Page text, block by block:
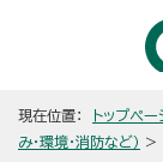
現在位置： トップペー
み・環境・消防など） >